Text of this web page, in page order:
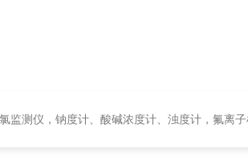
度计、酸碱浓度计、浊度计，氟离子检测仪COD检测仪，磷酸根